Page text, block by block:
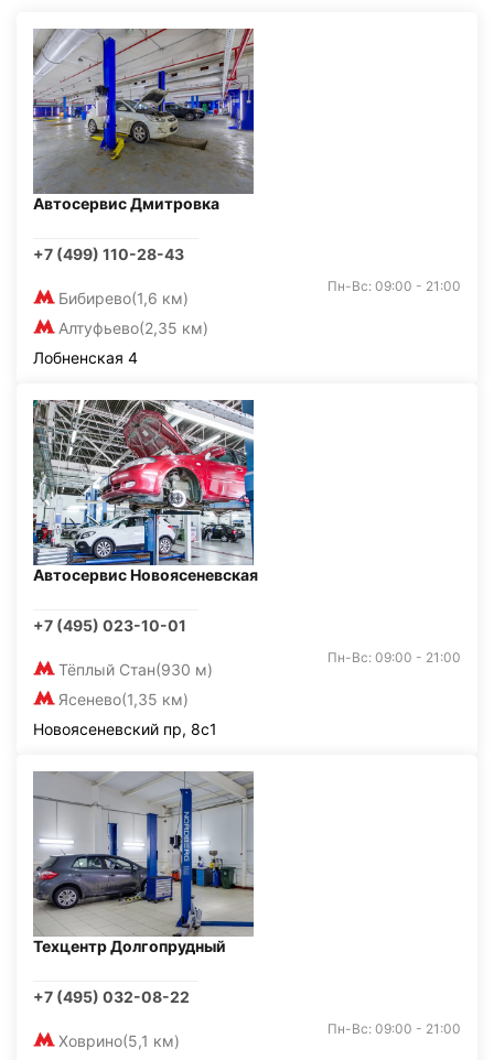
Автосервис Дмитровка
+7 (499) 110-28-43
Бибирево(1,6 км)
Алтуфьево(2,35 км)
Пн-Вс: 09:00 - 21:00
Лобненская 4
Автосервис Новоясеневская
+7 (495) 023-10-01
Тёплый Стан(930 м)
Ясенево(1,35 км)
Пн-Вс: 09:00 - 21:00
Новоясеневский пр, 8с1
Техцентр Долгопрудный
+7 (495) 032-08-22
Ховрино(5,1 км)
Пн-Вс: 09:00 - 21:00